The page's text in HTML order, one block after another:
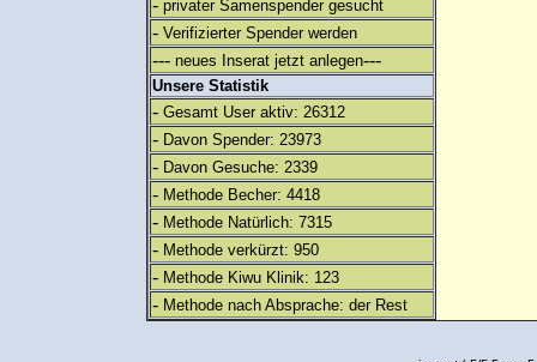
- privater Samenspender gesucht
- Verifizierter Spender werden
--- neues Inserat jetzt anlegen---
Unsere Statistik
- Gesamt User aktiv: 26312
- Davon Spender: 23973
- Davon Gesuche: 2339
- Methode Becher: 4418
- Methode Natürlich: 7315
- Methode verkürzt: 950
- Methode Kiwu Klinik: 123
- Methode nach Absprache: der Rest